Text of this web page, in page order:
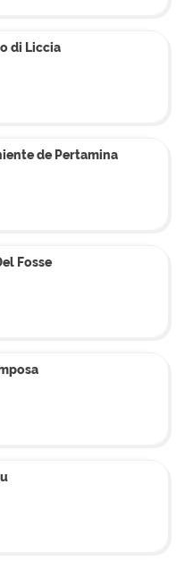
pouvant accueillir
di Liccia
de Pertamina
Fosse